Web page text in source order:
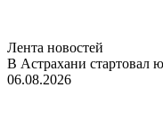
Лента новостей
В Астрахани стартовал
06.08.2026